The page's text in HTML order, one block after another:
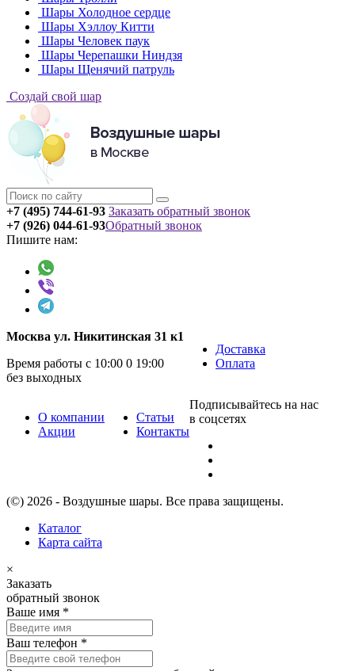
Шары Холодное сердце
Шары Хэллоу Китти
Шары Человек паук
Шары Черепашки Ниндзя
Шары Щенячий патруль
Создай свой шар
+7 (495) 744-61-93 Заказать обратный звонок
+7 (926) 044-61-93
Пишите нам:
Обратный звонок
Москва ул. Никитинская 31 к1
Время работы с 10:00 0 19:00
без выходных
Доставка
Оплата
О компании
Акции
Статьи
Контакты
Подписывайтесь на нас
в соцсетях
(©) 2026 - Воздушные шары. Все права защищены.
Каталог
Карта сайта
×
Заказать
обратный звонок
Ваше имя *
Ваш телефон *